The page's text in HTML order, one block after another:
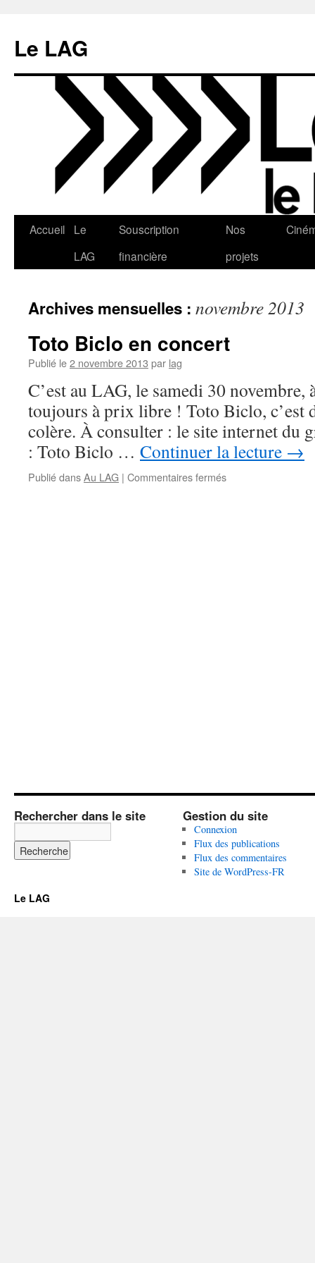
contenu
Le LAG
Accueil
Le
LAG
Souscription
financière
Nos
projets
Archives mensuelles : novembre 2013
Toto Biclo en concert
Publié le2 novembre 2013 par lag
C’est au LAG, le samedi 30
toujours à prix libre ! Toto Biclo, c’est
colère. À consulter : le site internet du
: Toto Biclo … Continuer la lecture →
Publié dansAu LAG | Commentaires ferméssur
Rechercher dans le site Gestion du site
Connexion
Flux des publications
Flux des commentaires
Site de WordPress-FR
Le LAG